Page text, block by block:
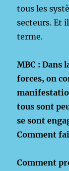
tous les
secteurs. Et
terme.
MBC : Dans
forces, on
tous sont
se sont
Comment
Comment